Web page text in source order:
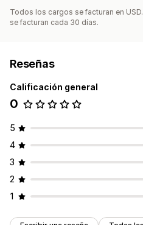
Todos los cargos se facturan en
se facturan cada 30 días.
Reseñas
Calificación general
0
5
4
3
2
1